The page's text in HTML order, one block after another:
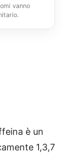
vanno
è un
1,3,7